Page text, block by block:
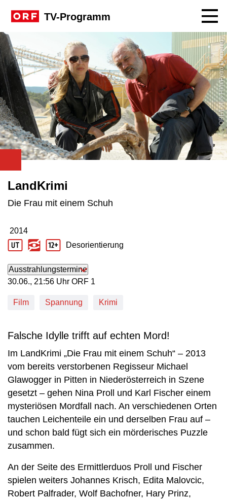
TV-Programm
ORF/Lotus Film/Petro Domenigg
LandKrimi
Die Frau mit einem Schuh
Produktionsjahr: 2014
2014
Jugendschutz Beschreibung: Desorientierung
Desorientierung
Ausstrahlungstermine
30. Juni, 21:56 Uhr in ORF 1
30.06., 21:56 Uhr ORF 1
Film Spannung Krimi
Falsche Idylle trifft auf echten Mord!
Im LandKrimi „Die Frau mit einem Schuh“ – 2013
vom bereits verstorbenen Regisseur Michael
Glawogger in Pitten in Niederösterreich in Szene
gesetzt – gehen Nina Proll und Karl Fischer einem
mysteriösen Mordfall nach. An verschiedenen Orten
tauchen Leichenteile ein und derselben Frau auf –
und schon bald fügt sich ein mörderisches Puzzle
zusammen.
An der Seite des Ermittlerduos Proll und Fischer
spielen weiters Johannes Krisch, Edita Malovcic,
Robert Palfrader, Wolf Bachofner, Hary Prinz,